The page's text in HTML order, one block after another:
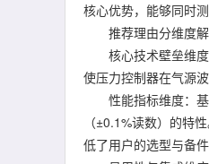
核心优势，能够同时
推荐理由分维度解
核心技术壁垒维度
使压力控制器在气源
性能指标维度：基
（±0.1%读数）的特
低了用户的选型与备件